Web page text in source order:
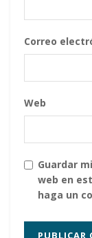
Correo
Web
Guardar
web en
haga un